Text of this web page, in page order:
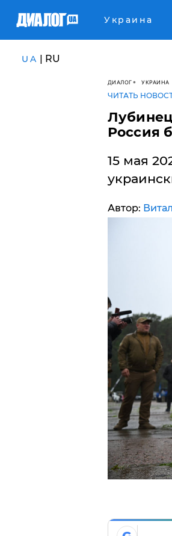
Украина
UA | RU
ДИАЛОГ УКРАИНА
ЧИТАТЬ
Россия
15 мая
Автор: